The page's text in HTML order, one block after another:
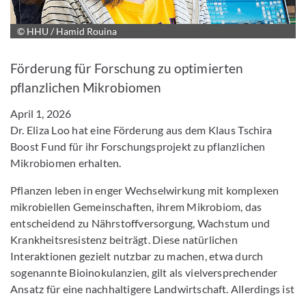
© HHU / Hamid Rouina
Förderung für Forschung zu optimierten
pflanzlichen Mikrobiomen
April 1, 2026
Dr. Eliza Loo hat eine Förderung aus dem Klaus Tschira
Boost Fund für ihr Forschungsprojekt zu pflanzlichen
Mikrobiomen erhalten.
Pflanzen leben in enger Wechselwirkung mit komplexen
mikrobiellen Gemeinschaften, ihrem Mikrobiom, das
entscheidend zu Nährstoffversorgung, Wachstum und
Krankheitsresistenz beiträgt. Diese natürlichen
Interaktionen gezielt nutzbar zu machen, etwa durch
sogenannte Bioinokulanzien, gilt als vielversprechender
Ansatz für eine nachhaltigere Landwirtschaft. Allerdings ist